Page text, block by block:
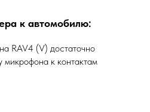
к автомобилю:
RAV4 (V) достаточно
микрофона к контактам